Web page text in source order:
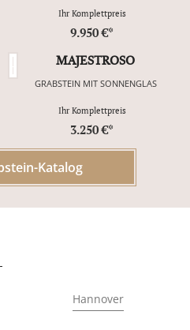
Ihr Komplettpreis
9.950 €*
MAJESTROSO
GRABSTEIN MIT SONNENGLAS
Ihr Komplettpreis
3.250 €*
Katalog
Hannover